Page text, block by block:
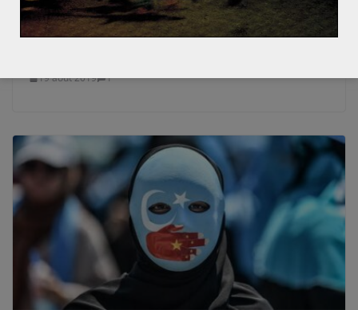
Groupe Wagner : Contractors ou
19 août 2019 1